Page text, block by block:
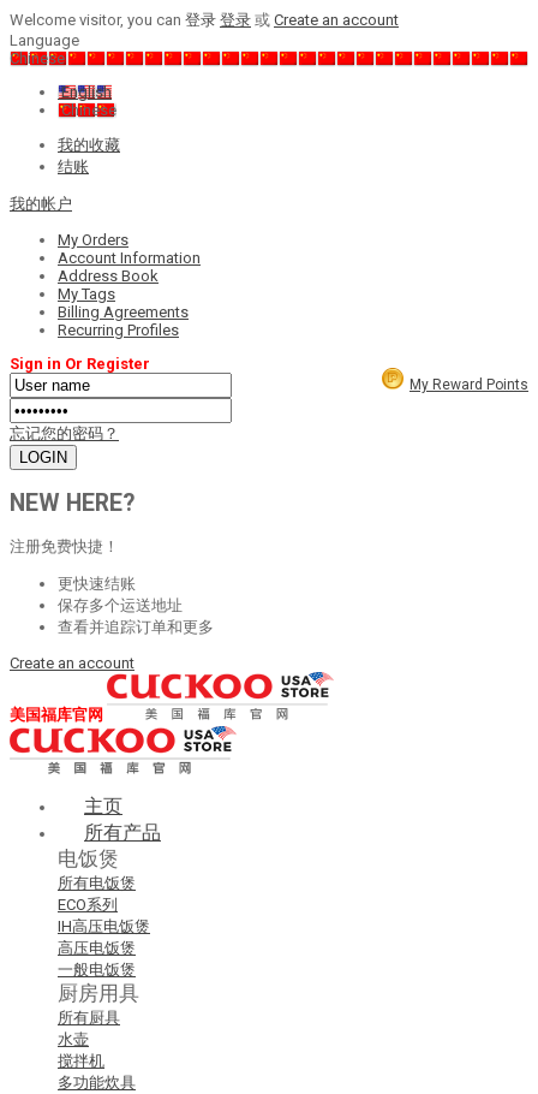
Welcome visitor, you can 登录 登录 或 Create an account
Language
Chinese
English
Chinese
我的收藏
结账
我的帐户
My Orders
Account Information
Address Book
My Tags
Billing Agreements
Recurring Profiles
My Reward Points
Sign in Or Register
忘记您的密码？
NEW HERE?
注册免费快捷！
更快速结账
保存多个运送地址
查看并追踪订单和更多
Create an account
美国福库官网
主页
所有产品
电饭煲
所有电饭煲
ECO系列
IH高压电饭煲
高压电饭煲
一般电饭煲
厨房用具
所有厨具
水壶
搅拌机
多功能炊具